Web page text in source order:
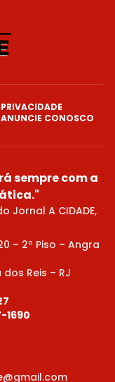
ANUNCIE CONOSCO
sempre com a
Jornal A CIDADE,
– 2º Piso – Angra
Reis – RJ
1690